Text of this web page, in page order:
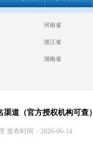
河南省
浙江省
湖南省
道（官方授权机构可查）
发布时间：2026-06-14